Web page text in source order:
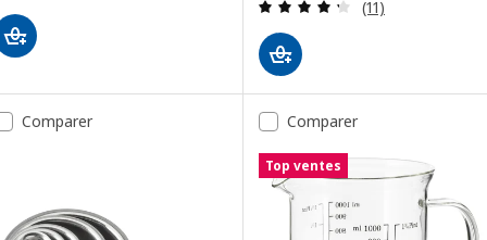
(11)
Comparer Comparer
Top ventes